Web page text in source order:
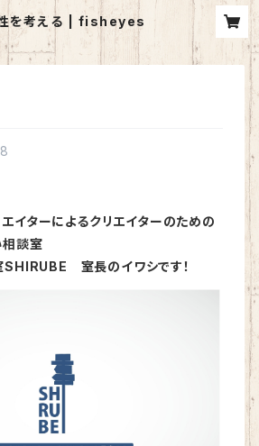
を考える | fisheyes
イターによるクリエイターのための
相談室
SHIRUBE 室長のイワシです！